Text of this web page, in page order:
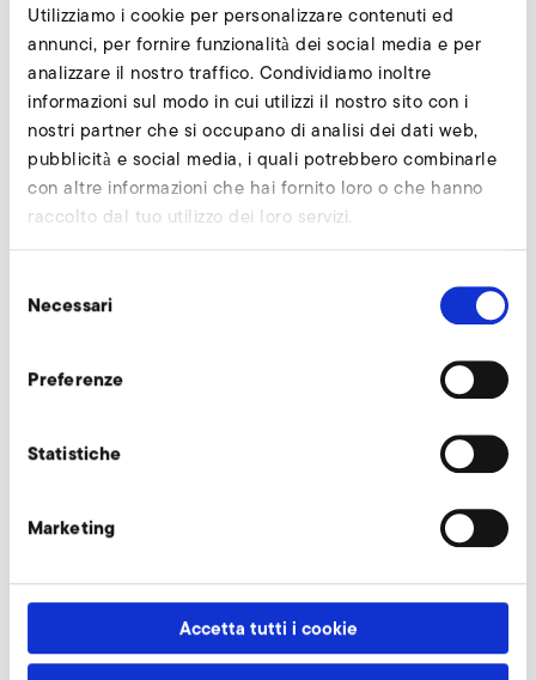
Utilizziamo i cookie per personalizzare contenuti ed
annunci, per fornire funzionalità dei social media e per
analizzare il nostro traffico. Condividiamo inoltre
informazioni sul modo in cui utilizzi il nostro sito con i
nostri partner che si occupano di analisi dei dati web,
pubblicità e social media, i quali potrebbero combinarle
con altre informazioni che hai fornito loro o che hanno
raccolto dal tuo utilizzo dei loro servizi.
delNecessari
Preferenze
Statistiche
Marketing
Accetta tutti i cookie
DE
EN
Svizzera - Elektror airsystems AG